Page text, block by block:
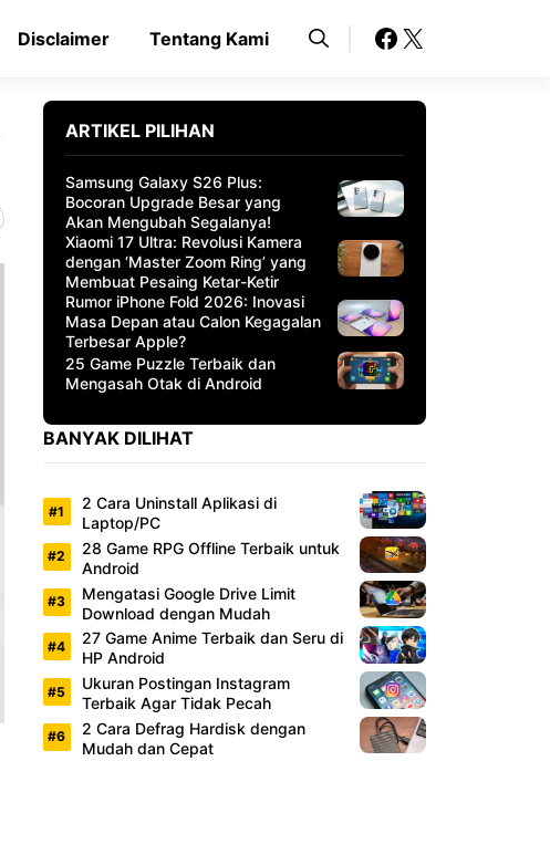
Disclaimer Tentang Kami Facebook
X
ARTIKEL PILIHAN
Samsung Galaxy S26 Plus:
Bocoran Upgrade Besar yang
Akan Mengubah Segalanya!
Xiaomi 17 Ultra: Revolusi Kamera
dengan ‘Master Zoom Ring’ yang
Membuat Pesaing Ketar-Ketir
Rumor iPhone Fold 2026: Inovasi
Masa Depan atau Calon Kegagalan
Terbesar Apple?
25 Game Puzzle Terbaik dan
Mengasah Otak di Android
BANYAK DILIHAT
2 Cara Uninstall Aplikasi di
Laptop/PC
28 Game RPG Offline Terbaik untuk
Android
Mengatasi Google Drive Limit
Download dengan Mudah
27 Game Anime Terbaik dan Seru di
HP Android
Ukuran Postingan Instagram
Terbaik Agar Tidak Pecah
2 Cara Defrag Hardisk dengan
Mudah dan Cepat